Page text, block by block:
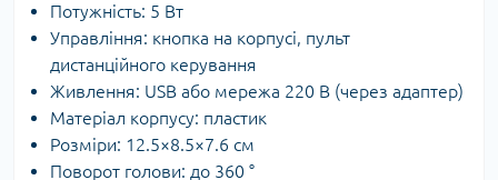
Потужність: 5 Вт
Управління: кнопка на корпусі, пульт
дистанційного керування
Живлення: USB або мережа 220 В (через адаптер)
Матеріал корпусу: пластик
Розміри: 12.5×8.5×7.6 см
Поворот голови: до 360 °